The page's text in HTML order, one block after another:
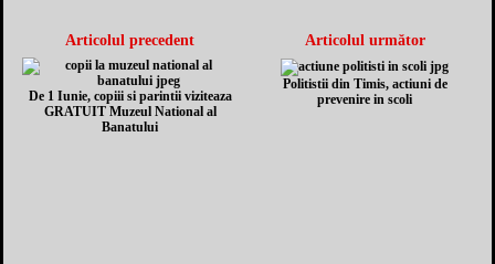
Articolul precedent
De 1 Iunie, copiii si parintii viziteaza
GRATUIT Muzeul National al
Banatului
Articolul următor
Politistii din Timis, actiuni de
prevenire in scoli